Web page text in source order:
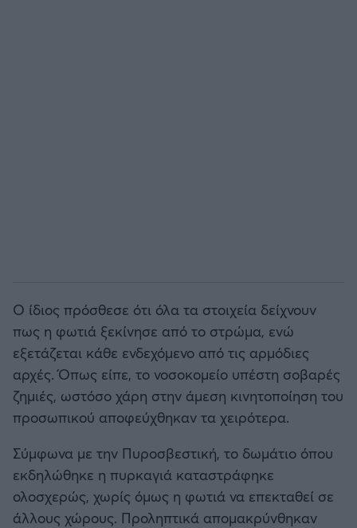
Ο ίδιος πρόσθεσε ότι όλα τα στοιχεία δείχνουν
πως η φωτιά ξεκίνησε από το στρώμα, ενώ
εξετάζεται κάθε ενδεχόμενο από τις αρμόδιες
αρχές. Όπως είπε, το νοσοκομείο υπέστη σοβαρές
ζημιές, ωστόσο χάρη στην άμεση κινητοποίηση του
προσωπικού αποφεύχθηκαν τα χειρότερα.
Σύμφωνα με την Πυροσβεστική, το δωμάτιο όπου
εκδηλώθηκε η πυρκαγιά καταστράφηκε
ολοσχερώς, χωρίς όμως η φωτιά να επεκταθεί σε
άλλους χώρους. Προληπτικά απομακρύνθηκαν